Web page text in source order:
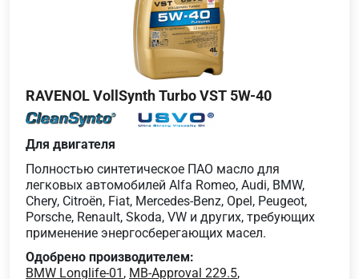
RAVENOL VollSynth Turbo VST 5W-40
Для двигателя
Полностью синтетическое ПАО масло для
легковых автомобилей Alfa Romeo, Audi, BMW,
Chery, Citroën, Fiat, Mercedes-Benz, Opel, Peugeot,
Porsche, Renault, Skoda, VW и других, требующих
применение энергосберегающих масел.
Одобрено производителем:
BMW Longlife-01 , MB-Approval 229.5,